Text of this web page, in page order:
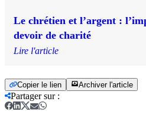
Le chrétien et l’argent :
devoir de charité
Lire l'article
Copier le lien Archiver l'article
Partager sur: